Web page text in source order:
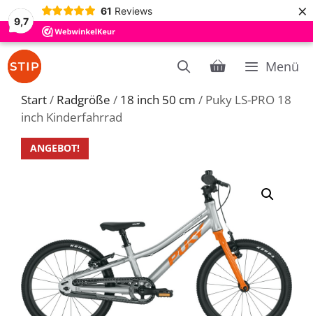
9,7
61 Reviews ×
Zum
Inhalt
springen
Menü
Start/ Radgröße / 18 inch 50 cm / Puky LS-PRO 18
inch Kinderfahrrad
ANGEBOT!